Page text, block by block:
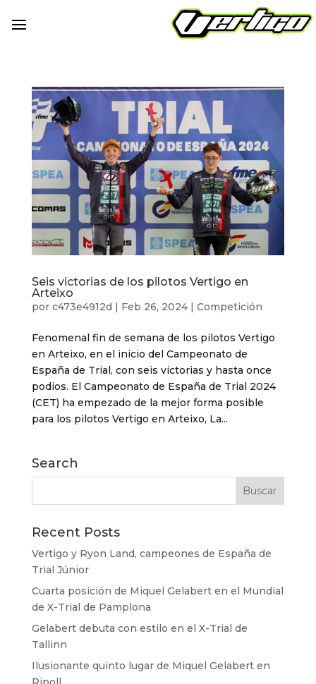
Seis victorias de los pilotos Vertigo en
Arteixo
por c473e4912d | Feb 26, 2024| Competición
Fenomenal fin de semana de los pilotos Vertigo
en Arteixo, en el inicio del Campeonato de
España de Trial, con seis victorias y hasta once
podios. El Campeonato de España de Trial 2024
(CET) ha empezado de la mejor forma posible
para los pilotos Vertigo en Arteixo, La...
Search
Recent Posts
Vertigo y Ryon Land, campeones de España de
Trial Júnior
Cuarta posición de Miquel Gelabert en el Mundial
de X-Trial de Pamplona
Gelabert debuta con estilo en el X-Trial de
Tallinn
Ilusionante quinto lugar de Miquel Gelabert en